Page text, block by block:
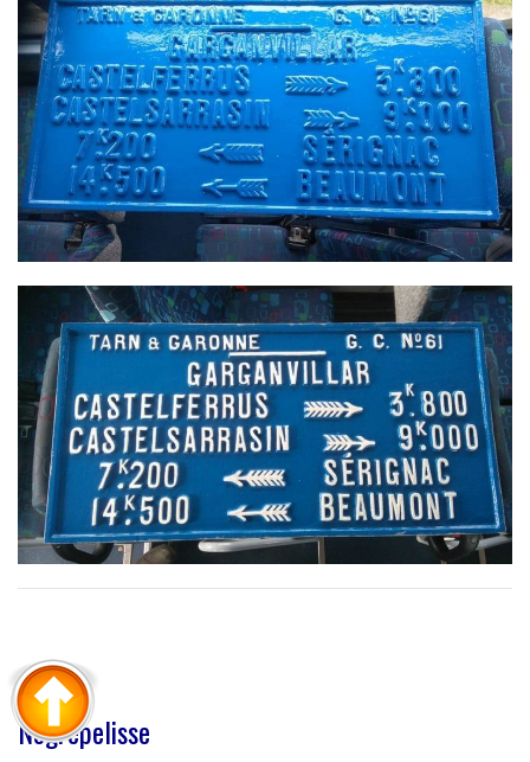
Nègrepelisse